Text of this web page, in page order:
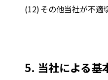
その他当社が不適
5. 当社による基